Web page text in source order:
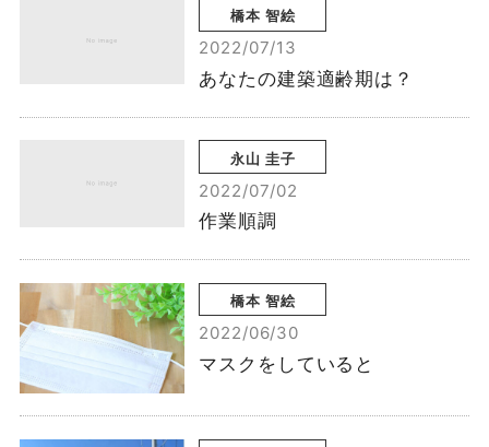
橋本 智絵
2022/07/13
あなたの建築適齢期は？
永山 圭子
2022/07/02
作業順調
橋本 智絵
2022/06/30
マスクをしていると